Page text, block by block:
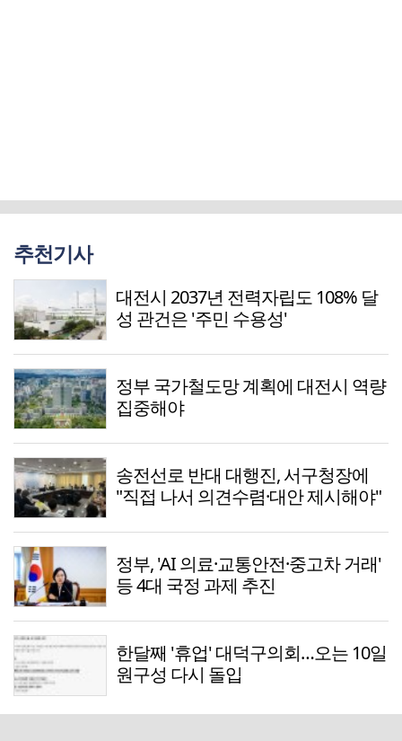
추천기사
대전시 2037년 전력자립도 108% 달
성 관건은 '주민 수용성'
정부 국가철도망 계획에 대전시 역량
집중해야
송전선로 반대 대행진, 서구청장에
"직접 나서 의견수렴·대안 제시해야"
정부, 'AI 의료·교통안전·중고차 거래'
등 4대 국정 과제 추진
한달째 '휴업' 대덕구의회…오는 10일
원구성 다시 돌입